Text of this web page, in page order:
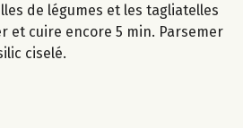
de légumes et les tagliatelles
et cuire encore 5 min. Parsemer
ciselé.